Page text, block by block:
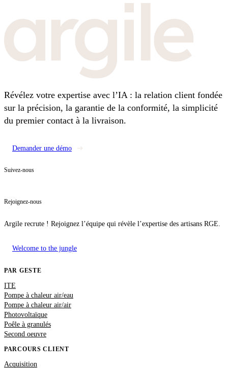
Révélez votre expertise avec l’IA : la relation client fondée
sur la précision, la garantie de la conformité, la simplicité
du premier contact à la livraison.
Demander une démo
Suivez-nous
Rejoignez-nous
Argile recrute ! Rejoignez l’équipe qui révèle l’expertise des artisans RGE.
Welcome to the jungle
PAR GESTE
ITE
Pompe à chaleur air/eau
Pompe à chaleur air/air
Photovoltaïque
Poêle à granulés
Second oeuvre
PARCOURS CLIENT
Acquisition